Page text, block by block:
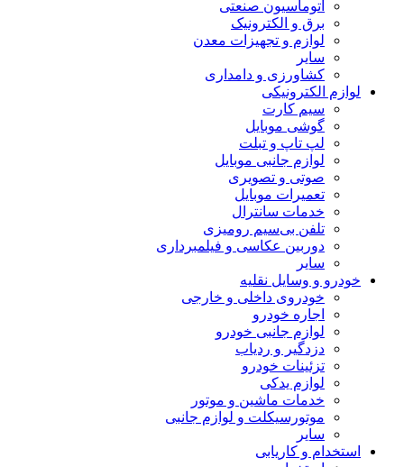
اتوماسیون صنعتی
برق و الکترونیک
لوازم و تجهیزات معدن
سایر
کشاورزی و دامداری
لوازم الکترونیکی
سیم کارت
گوشی موبایل
لپ تاپ و تبلت
لوازم جانبی موبایل
صوتی و تصویری
تعمیرات موبایل
خدمات سانترال
تلفن بی‌سیم رومیزی
دوربین عکاسی و فیلمبرداری
سایر
خودرو و وسایل نقلیه
خودروی داخلی و خارجی
اجاره خودرو
لوازم جانبی خودرو
دزدگیر و ردیاب
تزئینات خودرو
لوازم یدکی
خدمات ماشین و موتور
موتورسیکلت و لوازم جانبی
سایر
استخدام و کاریابی